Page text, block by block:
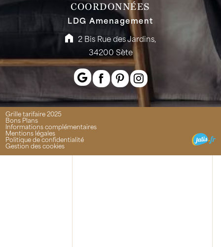
COORDONNÉES
LDG Amenagement
2 Bis Rue des Jardins,
34200 Sète
Grille tarifaire 2025
Bons Plans
Informations complémentaires
Mentions légales
Politique de confidentialité
Gestion des cookies